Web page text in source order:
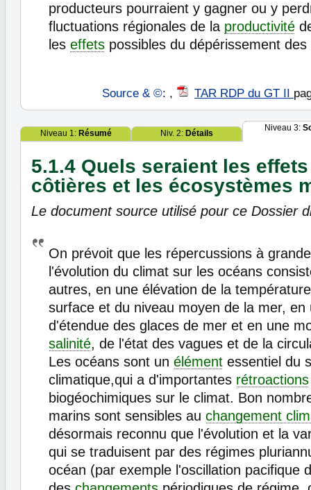
producteurs pourraient y gagner ou y
fluctuations régionales de la productivité
les effets possibles du dépérissement des
Source & ©: , TAR RDP du GT II
Niveau 1: Résumé Niv. 2: Détails
Niveau 3:
5.1.4 Quels seraient les
côtières et les écosystèmes
Le document source utilisé pour ce Dossier
On prévoit que les répercussions à
l'évolution du climat sur les océans
autres, en une élévation de la
surface et du niveau moyen de la mer, en
d'étendue des glaces de mer et en une
salinité, de l'état des vagues et de la
Les océans sont un élément essentiel du
climatique,qui a d'importantes rétroactions
biogéochimiques sur le climat. Bon
marins sont sensibles au changement
désormais reconnu que l'évolution et la
qui se traduisent par des régimes
océan (par exemple l'oscillation pacifique